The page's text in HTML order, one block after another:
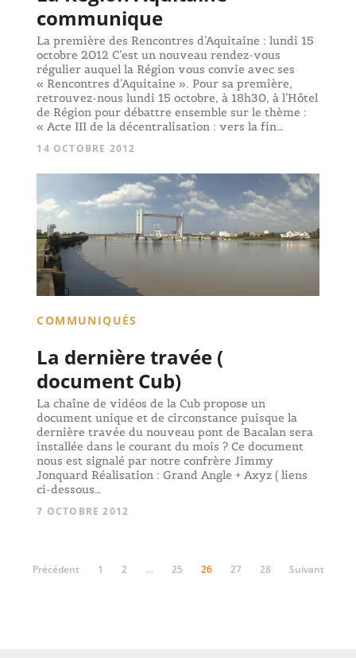
communique
La première des Rencontres d’Aquitaine : lundi 15
octobre 2012 C’est un nouveau rendez-vous
régulier auquel la Région vous convie avec ses
« Rencontres d’Aquitaine ». Pour sa première,
retrouvez-nous lundi 15 octobre, à 18h30, à l’Hôtel
de Région pour débattre ensemble sur le thème :
« Acte III de la décentralisation : vers la fin…
14 OCTOBRE 2012
COMMUNIQUÉS
La dernière travée (
document Cub)
La chaîne de vidéos de la Cub propose un
document unique et de circonstance puisque la
dernière travée du nouveau pont de Bacalan sera
installée dans le courant du mois ? Ce document
nous est signalé par notre confrère Jimmy
Jonquard Réalisation : Grand Angle + Axyz ( liens
ci-dessous…
7 OCTOBRE 2012
Précédent 1 2 … 25 26 27 28 Suivant